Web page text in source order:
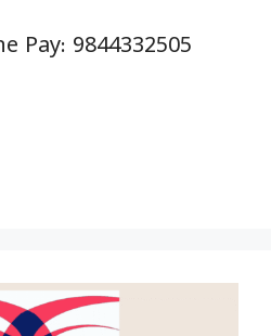
Pay: 9844332505